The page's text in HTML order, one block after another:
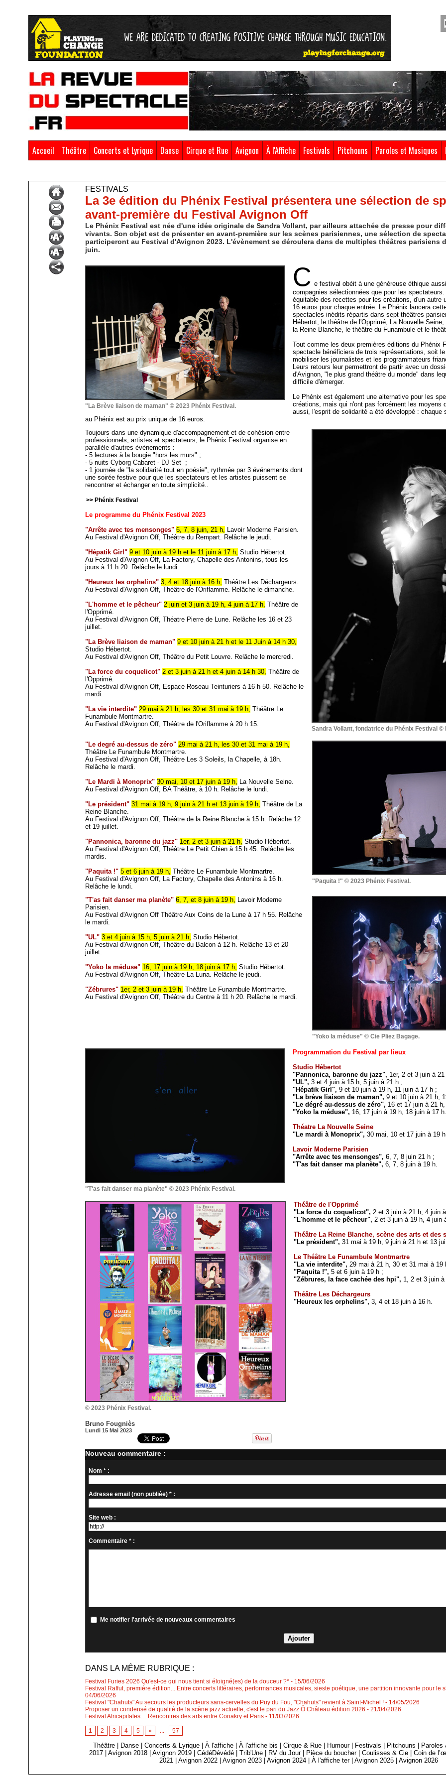
Accueil Théâtre Concerts et Lyrique Danse Cirque et Rue Avignon À l'Affiche Festivals Pitchouns Paroles et Musiques
FESTIVALS
La 3e édition du Phénix Festival présentera une sélection de
avant-première du Festival Avignon Off
Le Phénix Festival est née d'une idée originale de Sandra Vollant, par ailleurs attachée de presse pour
vivants. Son objet est de présenter en avant-première sur les scènes parisiennes, une sélection de
participeront au Festival d'Avignon 2023. L'évènement se déroulera dans de multiples théâtres parisiens
juin.
"La Brève liaison de maman" © 2023 Phénix Festival.
C e festival obéit à une généreuse éthique
compagnies sélectionnées que pour les
équitable des recettes pour les créations, d'un autre
16 euros pour chaque entrée. Le Phénix lancera
spectacles inédits répartis dans sept théâtres
Hébertot, le théâtre de l'Opprimé, La Nouvelle
la Reine Blanche, le théâtre du Funambule et le
Tout comme les deux premières éditions du Phénix
spectacle bénéficiera de trois représentations, soit
mobiliser les journalistes et les programmateurs
Leurs retours leur permettront de partir avec un
d'Avignon, "le plus grand théâtre du monde" dans
difficile d'émerger.
Le Phénix est également une alternative pour les
créations, mais qui n'ont pas forcément les moyens
aussi, l'esprit de solidarité a été développé : chaque
au Phénix est au prix unique de 16 euros.
Sandra Vollant, fondatrice du Phénix Festival ©
Toujours dans une dynamique d'accompagnement et de cohésion entre
professionnels, artistes et spectateurs, le Phénix Festival organise en
parallèle d'autres événements :
- 5 lectures à la bougie "hors les murs" ;
- 5 nuits Cyborg Cabaret - DJ Set ;
- 1 journée de "la solidarité tout en poésie", rythmée par 3 événements dont
une soirée festive pour que les spectateurs et les artistes puissent se
rencontrer et échanger en toute simplicité..
>> Phénix Festival
Le programme du Phénix Festival 2023
"Arrête avec tes mensonges" 6, 7, 8 juin, 21 h, Lavoir Moderne Parisien.
Au Festival d'Avignon Off, Théâtre du Rempart. Relâche le jeudi.
"Hépatik Girl" 9 et 10 juin à 19 h et le 11 juin à 17 h, Studio Hébertot.
Au Festival d'Avignon Off, La Factory, Chapelle des Antonins, tous les
jours à 11 h 20. Relâche le lundi.
"Heureux les orphelins" 3, 4 et 18 juin à 16 h, Théâtre Les Déchargeurs.
Au Festival d'Avignon Off, Théâtre de l'Oriflamme. Relâche le dimanche.
"L'homme et le pêcheur" 2 juin et 3 juin à 19 h, 4 juin à 17 h, Théâtre de
l'Opprimé.
Au Festival d'Avignon Off, Théatre Pierre de Lune. Relâche les 16 et 23
juillet.
"La Brève liaison de maman" 9 et 10 juin à 21 h et le 11 Juin à 14 h 30,
Studio Hébertot.
Au Festival d'Avignon Off, Théâtre du Petit Louvre. Relâche le mercredi.
"La force du coquelicot" 2 et 3 juin à 21 h et 4 juin à 14 h 30, Théâtre de
l'Opprimé.
Au Festival d'Avignon Off, Espace Roseau Teinturiers à 16 h 50. Relâche le
mardi.
"La vie interdite" 29 mai à 21 h, les 30 et 31 mai à 19 h, Théâtre Le
Funambule Montmartre.
Au Festival d'Avignon Off, Théâtre de l'Oriflamme à 20 h 15.
"Paquita !" © 2023 Phénix Festival.
"Le degré au-dessus de zéro" 29 mai à 21 h, les 30 et 31 mai à 19 h,
Théâtre Le Funambule Montmartre.
Au Festival d'Avignon Off, Théâtre Les 3 Soleils, la Chapelle, à 18h.
Relâche le mardi.
"Le Mardi à Monoprix" 30 mai, 10 et 17 juin à 19 h, La Nouvelle Seine.
Au Festival d'Avignon Off, BA Théâtre, à 10 h. Relâche le lundi.
"Le président" 31 mai à 19 h, 9 juin à 21 h et 13 juin à 19 h, Théâtre de La
Reine Blanche.
Au Festival d'Avignon Off, Théâtre de la Reine Blanche à 15 h. Relâche 12
et 19 juillet.
"Pannonica, baronne du jazz" 1er, 2 et 3 juin à 21 h, Studio Hébertot.
Au Festival d'Avignon Off, Théâtre Le Petit Chien à 15 h 45. Relâche les
mardis.
"Paquita !" 5 et 6 juin à 19 h, Théâtre Le Funambule Montmartre.
Au Festival d'Avignon Off, La Factory, Chapelle des Antonins à 16 h.
Relâche le lundi.
"Yoko la méduse" © Cie Pliez Bagage.
"T'as fait danser ma planète" 6, 7, et 8 juin à 19 h, Lavoir Moderne
Parisien.
Au Festival d'Avignon Off Théâtre Aux Coins de la Lune à 17 h 55. Relâche
le mardi.
"UL" 3 et 4 juin à 15 h, 5 juin à 21 h, Studio Hébertot.
Au Festival d'Avignon Off, Théâtre du Balcon à 12 h. Relâche 13 et 20
juillet.
"Yoko la méduse" 16, 17 juin à 19 h, 18 juin à 17 h, Studio Hébertot.
Au Festival d'Avignon Off, Théâtre La Luna. Relâche le jeudi.
"Zébrures" 1er, 2 et 3 juin à 19 h, Théâtre Le Funambule Montmartre.
Au Festival d'Avignon Off, Théâtre du Centre à 11 h 20. Relâche le mardi.
"T'as fait danser ma planète" © 2023 Phénix Festival.
Programmation du Festival par lieux
Studio Hébertot
"Pannonica, baronne du jazz", 1er, 2 et 3 juin à 21
"UL", 3 et 4 juin à 15 h, 5 juin à 21 h ;
"Hépatik Girl", 9 et 10 juin à 19 h, 11 juin à 17 h ;
"La brève liaison de maman", 9 et 10 juin à 21 h,
"Le dégré au-dessus de zéro", 16 et 17 juin à 21
"Yoko la méduse", 16, 17 juin à 19 h, 18 juin à 17 h.
Théatre La Nouvelle Seine
"Le mardi à Monoprix", 30 mai, 10 et 17 juin à 19
Lavoir Moderne Parisien
"Arrête avec tes mensonges", 6, 7, 8 juin 21 h ;
"T'as fait danser ma planète", 6, 7, 8 juin à 19 h.
© 2023 Phénix Festival.
Théâtre de l'Opprimé
"La force du coquelicot", 2 et 3 juin à 21 h, 4 juin
"L'homme et le pêcheur", 2 et 3 juin à 19 h, 4 juin
Théâtre La Reine Blanche, scène des arts et des
"Le président", 31 mai à 19 h, 9 juin à 21 h et 13
Le Théâtre Le Funambule Montmartre
"La vie interdite", 29 mai à 21 h, 30 et 31 mai à 19
"Paquita !", 5 et 6 juin à 19 h ;
"Zébrures, la face cachée des hpi", 1, 2 et 3 juin à
Théâtre Les Déchargeurs
"Heureux les orphelins", 3, 4 et 18 juin à 16 h.
Bruno Fougniès
Lundi 15 Mai 2023
Nouveau commentaire :
Nom * :
Adresse email (non publiée) * :
Site web :
Commentaire * :
Me notifier l'arrivée de nouveaux commentaires
DANS LA MÊME RUBRIQUE :
Festival Furies 2026 Qu'est-ce qui nous tient si éloigné(es) de la douceur ?* - 15/06/2026
Festival Raffut, première édition... Entre concerts littéraires, performances musicales, sieste poétique, une partition innovante pour le
04/06/2026
Festival "Chahuts" Au secours les producteurs sans-cervelles du Puy du Fou, "Chahuts" revient à Saint-Michel ! - 14/05/2026
Proposer un condensé de qualité de la scène jazz actuelle, c'est le pari du Jazz Ô Château édition 2026 - 21/04/2026
Festival Africapitales… Rencontres des arts entre Conakry et Paris - 11/03/2026
1 2 3 4 5 » ... 57
Théâtre Danse |Concerts & Lyrique |À l'affiche |À l'affiche bis |Cirque & Rue Humour Festivals Pitchouns Paroles
2017
|Avignon 2018 |Avignon 2019 |CédéDévédé |Trib'Une RV du Jour Pièce du boucher |Coulisses & Cie |Coin de
2021
|Avignon 2022 |Avignon 2023 |Avignon 2024 |À l'affiche ter |Avignon 2025 |Avignon 2026